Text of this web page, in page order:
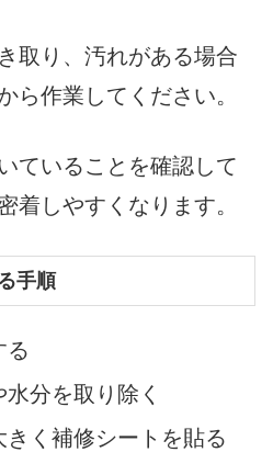
取り、汚れがある場合
ら作業してください。
ていることを確認して
着しやすくなります。
手順
る
分を取り除く
く補修シートを貼る